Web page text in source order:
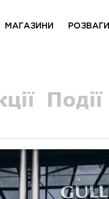
МАГАЗИНИ РОЗВАГИ
Події